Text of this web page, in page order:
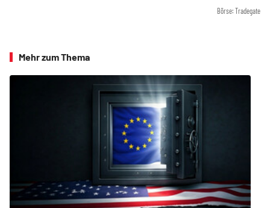
Börse: Tradegate
Mehr zum Thema